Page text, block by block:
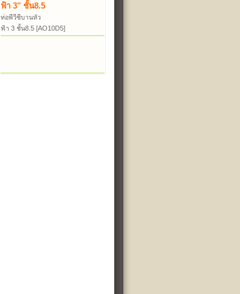
ฟ้า 3'' ชั้น8.5
ท่อพีวีซีบานหัว
ฟ้า 3 ชั้น8.5 [AO10D5]